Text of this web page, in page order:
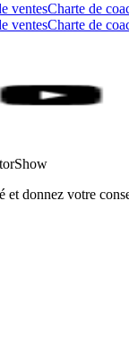
ventesCharte de
ventesCharte de
donnez votre